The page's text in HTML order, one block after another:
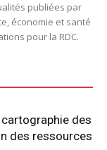
publiées par
économie et santé
pour la RDC.
des
des ressources